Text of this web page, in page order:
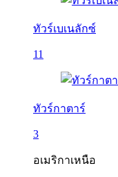
ทัวร์เบเนลักซ์
11
ทัวร์กาตาร์
3
อเมริกาเหนือ